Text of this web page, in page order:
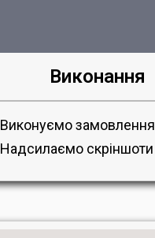
Виконання
Виконуємо замовлення
Надсилаємо скріншоти